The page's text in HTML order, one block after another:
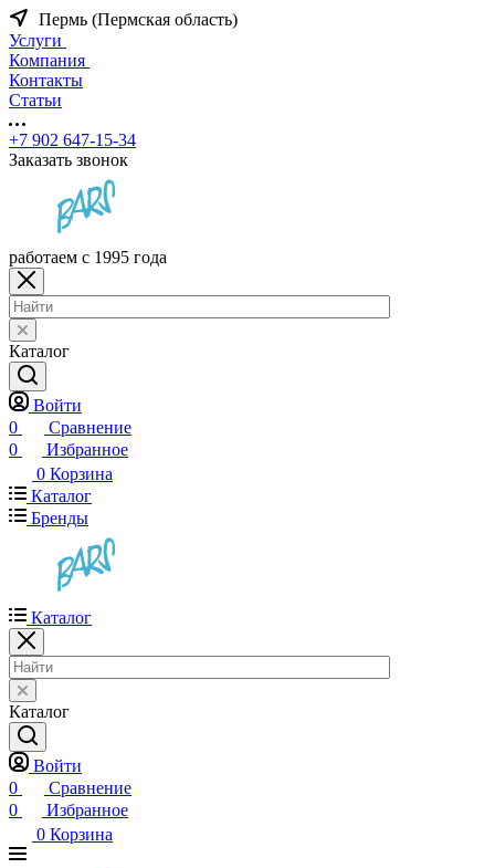
Пермь (Пермская область)
Услуги
Компания
Контакты
Статьи
+7 902 647-15-34
Заказать звонок
работаем с 1995 года
Каталог
Войти
0
Сравнение
0
Избранное
0 Корзина
Каталог
Бренды
Каталог
Каталог
Войти
0
Сравнение
0
Избранное
0 Корзина